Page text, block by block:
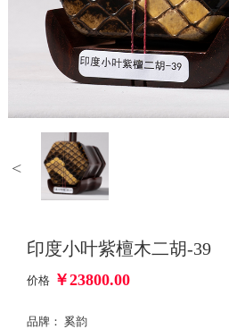
<
印度小叶紫檀木二胡-39
价格 ￥23800.00
品牌： 奚韵